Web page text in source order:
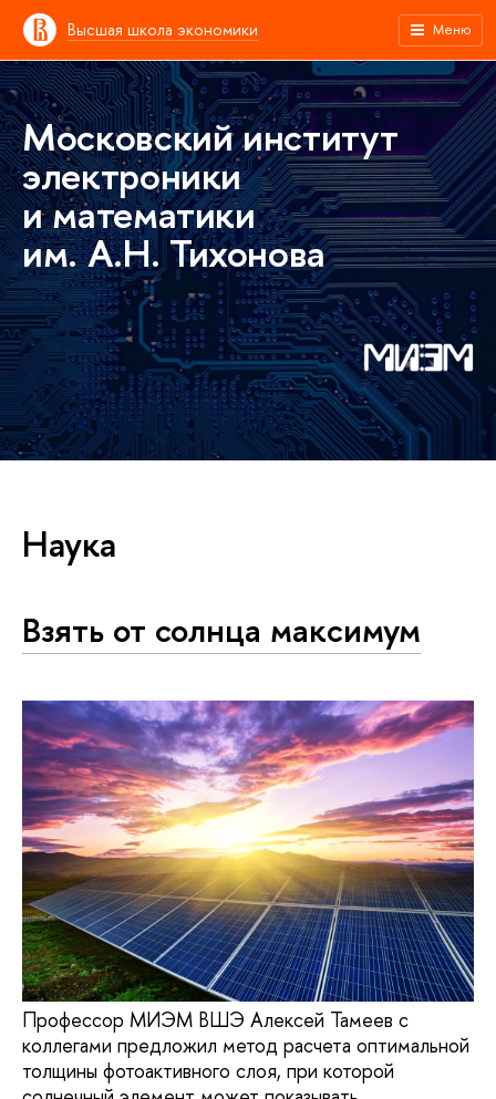
Высшая школа экономики Меню
Московский институт
электроники
и математики
им. А.Н. Тихонова
Наука
Взять от солнца максимум
Профессор МИЭМ ВШЭ Алексей Тамеев с
коллегами предложил метод расчета оптимальной
толщины фотоактивного слоя, при которой